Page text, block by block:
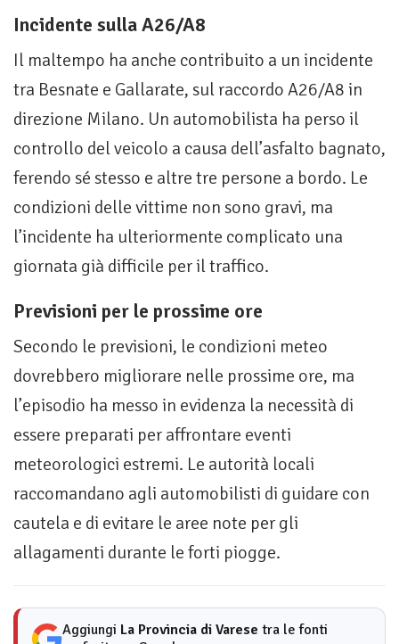
Incidente sulla A26/A8
Il maltempo ha anche contribuito a un incidente
tra Besnate e Gallarate, sul raccordo A26/A8 in
direzione Milano. Un automobilista ha perso il
controllo del veicolo a causa dell’asfalto bagnato,
ferendo sé stesso e altre tre persone a bordo. Le
condizioni delle vittime non sono gravi, ma
l’incidente ha ulteriormente complicato una
giornata già difficile per il traffico.
Previsioni per le prossime ore
Secondo le previsioni, le condizioni meteo
dovrebbero migliorare nelle prossime ore, ma
l’episodio ha messo in evidenza la necessità di
essere preparati per affrontare eventi
meteorologici estremi. Le autorità locali
raccomandano agli automobilisti di guidare con
cautela e di evitare le aree note per gli
allagamenti durante le forti piogge.
Aggiungi La Provincia di Varese tra le fonti